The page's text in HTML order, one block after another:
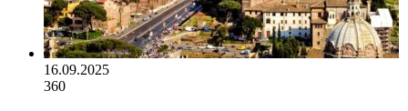
16.09.2025
360